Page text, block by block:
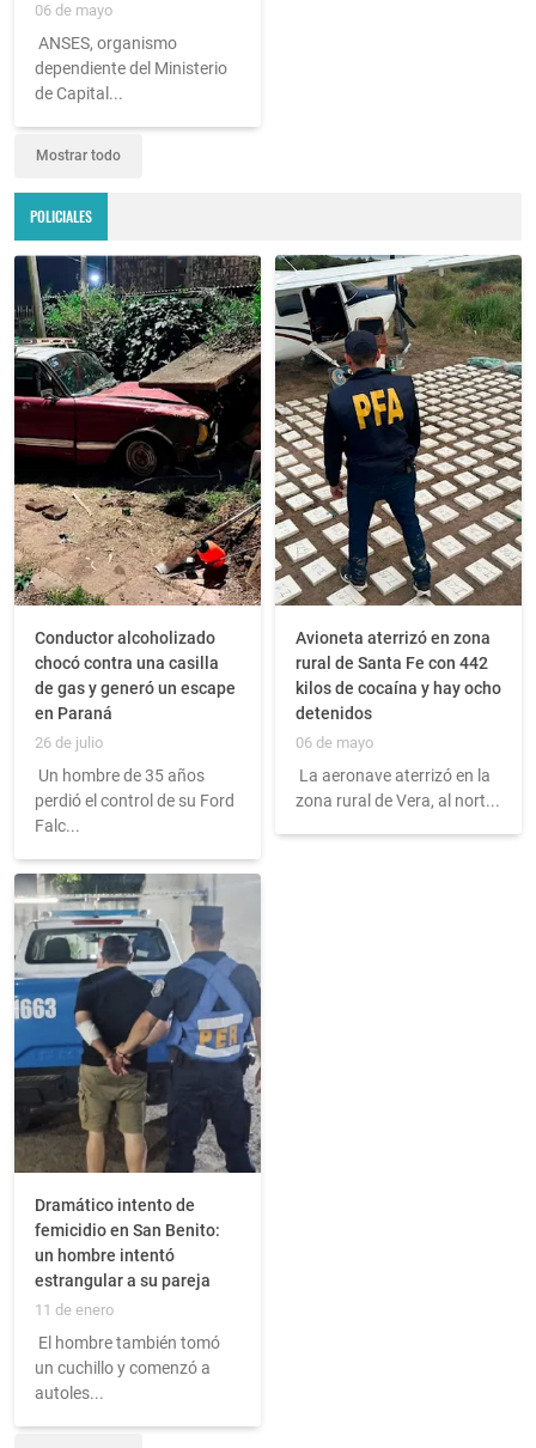
06 de mayo
ANSES, organismo
dependiente del Ministerio
de Capital...
Mostrar todo
POLICIALES
Conductor alcoholizado
chocó contra una casilla
de gas y generó un escape
en Paraná
26 de julio
Un hombre de 35 años
perdió el control de su Ford
Falc...
Avioneta aterrizó en zona
rural de Santa Fe con 442
kilos de cocaína y hay ocho
detenidos
06 de mayo
La aeronave aterrizó en la
zona rural de Vera, al nort...
Dramático intento de
femicidio en San Benito:
un hombre intentó
estrangular a su pareja
11 de enero
El hombre también tomó
un cuchillo y comenzó a
autoles...